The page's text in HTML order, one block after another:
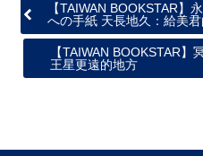
【TAIWAN BOOKSTAR】
への手紙 天長地久：給美
【TAIWAN BOOKSTAR
王星更遠的地方